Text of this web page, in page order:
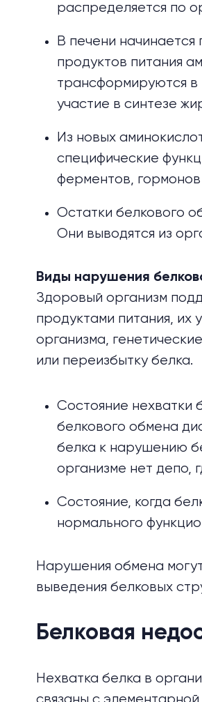
распределяется по
В печени
продуктов питания
трансформируются в
участие в синтезе
Из новых
специфические
ферментов, гормонов
Остатки белкового
Они выводятся из
Виды нарушения
Здоровый организм
продуктами питания, их
организма,
или переизбытку белка.
Состояние нехватки
белкового обмена
белка к нарушению
организме нет депо,
Состояние, когда
нормального
Нарушения обмена
выведения белковых
Белковая
Нехватка белка в